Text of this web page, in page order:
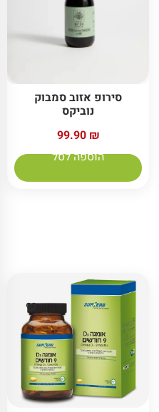
סירופ אזוב סמבוק
נוביקס
99.90 ₪
הוספה לסל